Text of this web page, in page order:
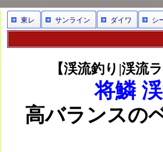
東レ サンライン ダイワ シ
【渓流釣り|渓流
将鱗
高バランスの